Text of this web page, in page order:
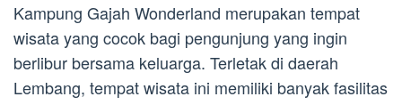
Kampung Gajah Wonderland merupakan tempat
wisata yang cocok bagi pengunjung yang ingin
berlibur bersama keluarga. Terletak di daerah
Lembang, tempat wisata ini memiliki banyak fasilitas